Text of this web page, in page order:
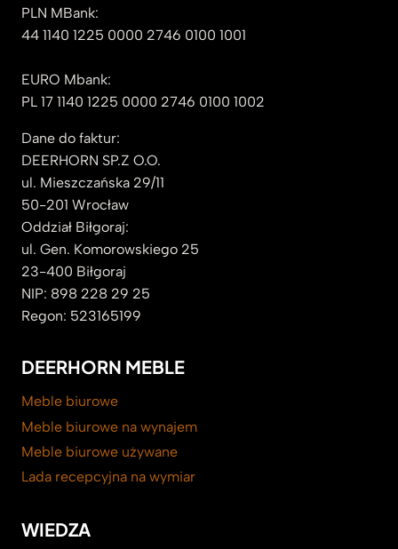
PLN MBank:
44 1140 1225 0000 2746 0100 1001
EURO Mbank:
PL 17 1140 1225 0000 2746 0100 1002
Dane do faktur:
DEERHORN SP.Z O.O.
ul. Mieszczańska 29/11
50-201 Wrocław
Oddział Biłgoraj:
ul. Gen. Komorowskiego 25
23-400 Biłgoraj
NIP: 898 228 29 25
Regon: 523165199
DEERHORN MEBLE
Meble biurowe
Meble biurowe na wynajem
Meble biurowe używane
Lada recepcyjna na wymiar
WIEDZA